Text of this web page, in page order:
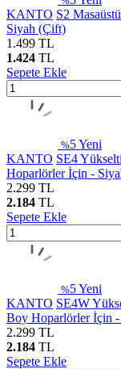
KANTO S2
Siyah (Çift)
1.499 TL
1.424 TL
Sepete Ekle
%5Yeni
KANTO SE4
Hoparlörler İçin -
2.299 TL
2.184 TL
Sepete Ekle
%5Yeni
KANTO SE4W
Boy Hoparlörler İçin
2.299 TL
2.184 TL
Sepete Ekle